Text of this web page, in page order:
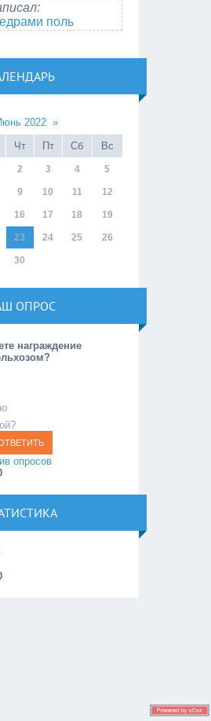
поль
2022 »
Чт Пт Сб Вс
2 3 4 5
9 10 11 12
16 17 18 19
23 24 25 26
30
ОПРОС
награждение
опросов